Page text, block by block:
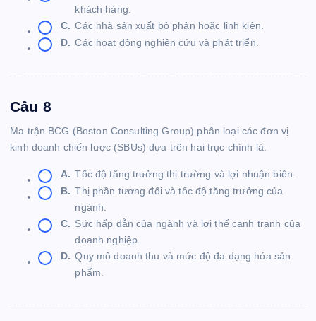
khách hàng.
C. Các nhà sản xuất bộ phận hoặc linh kiện.
D. Các hoạt động nghiên cứu và phát triển.
Câu 8
Ma trận BCG (Boston Consulting Group) phân loại các đơn vị
kinh doanh chiến lược (SBUs) dựa trên hai trục chính là:
A. Tốc độ tăng trưởng thị trường và lợi nhuận biên.
B. Thị phần tương đối và tốc độ tăng trưởng của
ngành.
C. Sức hấp dẫn của ngành và lợi thế cạnh tranh của
doanh nghiệp.
D. Quy mô doanh thu và mức độ đa dạng hóa sản
phẩm.